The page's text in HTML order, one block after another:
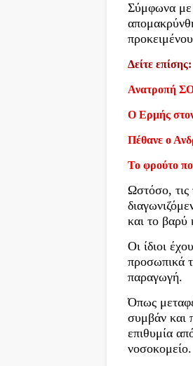
Σύμφωνα με
Δείτε επίσης:
Ανατροπή
Ο Ερμής
Πέθανε ο
Το φρούτο
Ωστόσο, τις
και το βαρύ
Οι ίδιοι
προσωπικά
παραγωγή.
Όπως
συμβάν και
επιθυμία
νοσοκομείο.